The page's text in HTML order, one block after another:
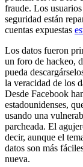
fraude. Los
seguridad están
cuentas expuestas
Los datos fueron
un foro de hackeo,
pueda
la veracidad de los
Desde Facebook
estadounidenses,
usando una
parcheada. El
decir, aunque el
datos son más
nueva.